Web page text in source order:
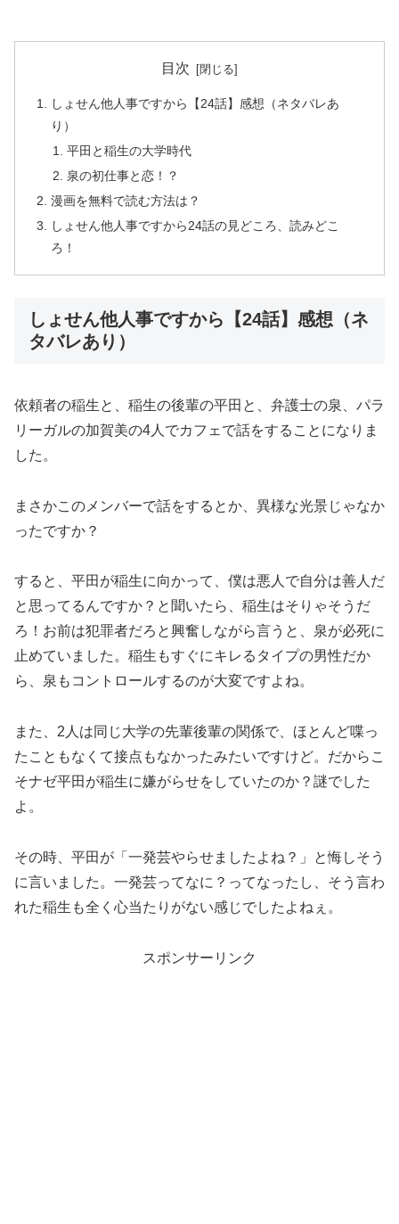
目次
しょせん他人事ですから【24話】感想（ネタバレあ
り）
平田と稲生の大学時代
泉の初仕事と恋！？
漫画を無料で読む方法は？
しょせん他人事ですから24話の見どころ、読みどこ
ろ！
しょせん他人事ですから【24話】感想（ネ
タバレあり）
依頼者の稲生と、稲生の後輩の平田と、弁護士の泉、パラ
リーガルの加賀美の4人でカフェで話をすることになりま
した。
まさかこのメンバーで話をするとか、異様な光景じゃなか
ったですか？
すると、平田が稲生に向かって、僕は悪人で自分は善人だ
と思ってるんですか？と聞いたら、稲生はそりゃそうだ
ろ！お前は犯罪者だろと興奮しながら言うと、泉が必死に
止めていました。稲生もすぐにキレるタイプの男性だか
ら、泉もコントロールするのが大変ですよね。
また、2人は同じ大学の先輩後輩の関係で、ほとんど喋っ
たこともなくて接点もなかったみたいですけど。だからこ
そナゼ平田が稲生に嫌がらせをしていたのか？謎でした
よ。
その時、平田が「一発芸やらせましたよね？」と悔しそう
に言いました。一発芸ってなに？ってなったし、そう言わ
れた稲生も全く心当たりがない感じでしたよねぇ。
スポンサーリンク